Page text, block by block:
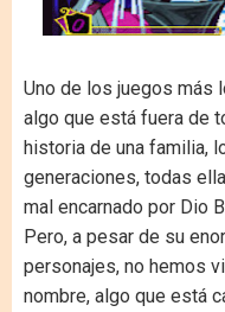
Uno de los juegos más
algo que está fuera de
historia de una familia,
generaciones, todas
mal encarnado por Dio
Pero, a pesar de su
personajes, no hemos
nombre, algo que está